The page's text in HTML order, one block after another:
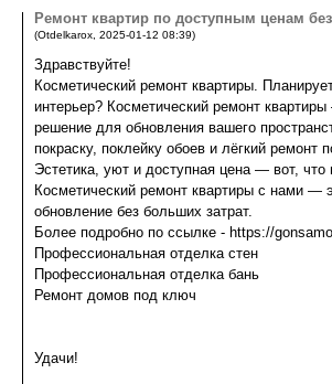
Ремонт квартир по доступным ценам без
(Otdelkarox 2025-01-12 08:39)
Здравствуйте!
Косметический ремонт квартиры.
интерьер? Косметический ремонт
решение для обновления вашего
покраску, поклейку обоев и лёгкий ремонт
Эстетика, уют и доступная цена — вот, что
Косметический ремонт квартиры с нами —
обновление без больших затрат.
Более подробно по ссылке - https://
Профессиональная отделка стен
Профессиональная отделка бань
Ремонт домов под ключ
Удачи!